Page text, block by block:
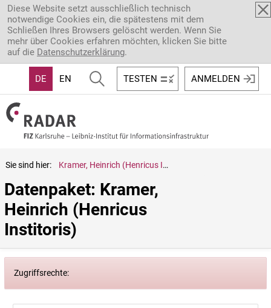
Direkt zum Inhalt
Diese Website setzt ausschließlich technisch
notwendige Cookies ein, die spätestens mit dem
Schließen Ihres Browsers gelöscht werden. Wenn Sie
mehr über Cookies erfahren möchten, klicken Sie bitte
auf die Datenschutzerklärung.
DE EN TESTEN ANMELDEN
Sie sind hier: Kramer, Heinrich (Henricus Institoris)
Datenpaket: Kramer,
Heinrich (Henricus
Institoris)
Zugriffsrechte: